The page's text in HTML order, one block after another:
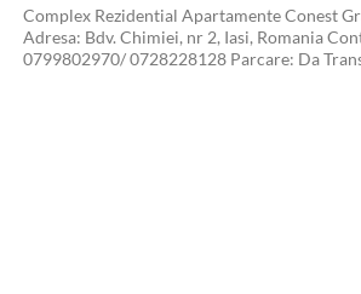
Complex Rezidential Apartamente Conest
Adresa: Bdv. Chimiei, nr 2, Iasi, Romania
0799802970/ 0728228128 Parcare: Da